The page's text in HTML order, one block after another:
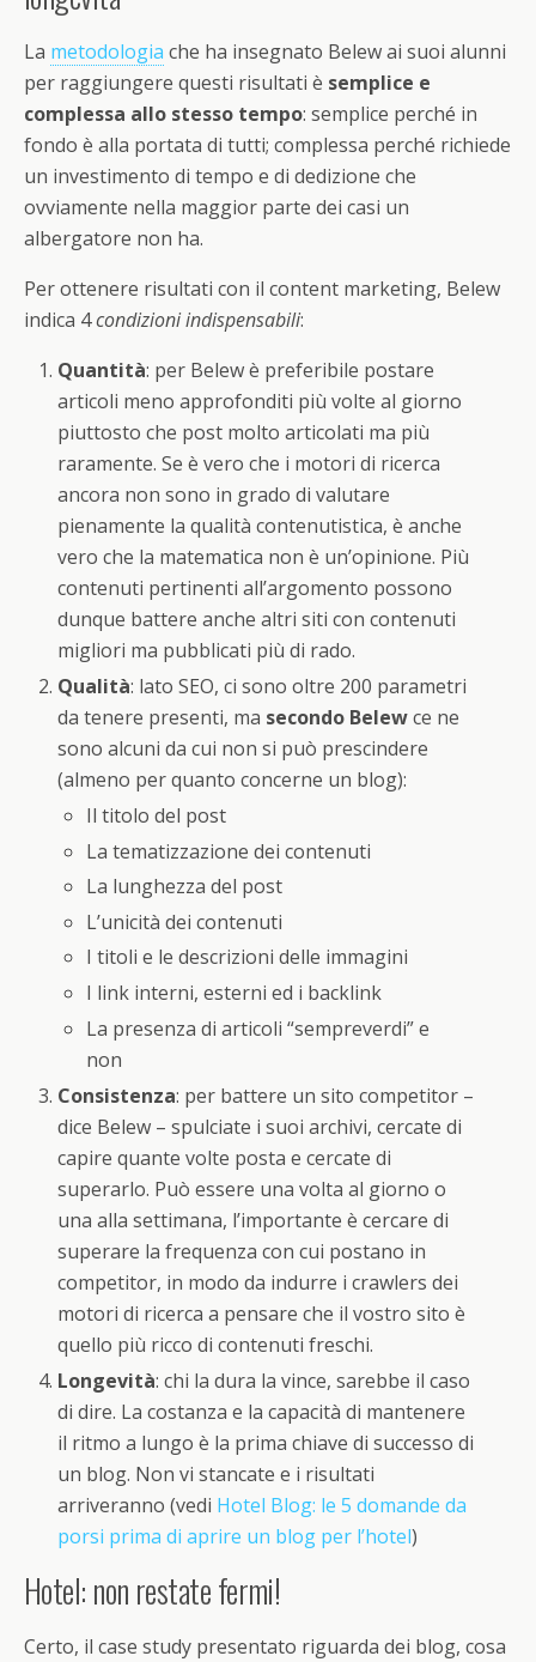
La metodologia che ha insegnato Belew ai suoi alunni
per raggiungere questi risultati è semplice e
complessa allo stesso tempo: semplice perché in
fondo è alla portata di tutti; complessa perché richiede
un investimento di tempo e di dedizione che
ovviamente nella maggior parte dei casi un
albergatore non ha.
Per ottenere risultati con il content marketing, Belew
indica 4condizioni indispensabili:
Quantità: per Belew è preferibile postare
articoli meno approfonditi più volte al giorno
piuttosto che post molto articolati ma più
raramente. Se è vero che i motori di ricerca
ancora non sono in grado di valutare
pienamente la qualità contenutistica, è anche
vero che la matematica non è un’opinione. Più
contenuti pertinenti all’argomento possono
dunque battere anche altri siti con contenuti
migliori ma pubblicati più di rado.
Qualità: lato SEO, ci sono oltre 200 parametri
da tenere presenti, ma secondo Belewce ne
sono alcuni da cui non si può prescindere
(almeno per quanto concerne un blog):
Il titolo del post
La tematizzazione dei contenuti
La lunghezza del post
L’unicità dei contenuti
I titoli e le descrizioni delle immagini
I link interni, esterni ed i backlink
La presenza di articoli “sempreverdi” e
non
Consistenza: per battere un sito competitor –
dice Belew – spulciate i suoi archivi, cercate di
capire quante volte posta e cercate di
superarlo. Può essere una volta al giorno o
una alla settimana, l’importante è cercare di
superare la frequenza con cui postano in
competitor, in modo da indurre i crawlers dei
motori di ricerca a pensare che il vostro sito è
quello più ricco di contenuti freschi.
Longevità: chi la dura la vince, sarebbe il caso
di dire. La costanza e la capacità di mantenere
il ritmo a lungo è la prima chiave di successo di
un blog. Non vi stancate e i risultati
arriveranno (vedi Hotel Blog: le 5 domande da
porsi prima di aprire un blog per l’hotel)
Hotel: non restate fermi!
Certo, il case study presentato riguarda dei blog, cosa